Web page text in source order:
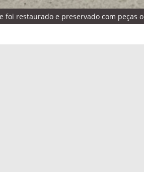
foi restaurado e preservado com